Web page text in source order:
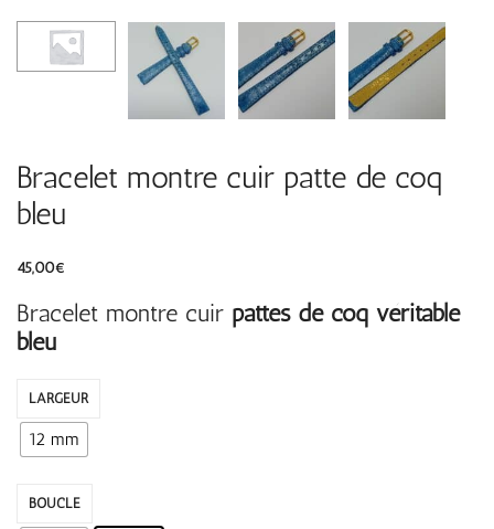
Bracelet montre cuir patte de coq
bleu
45,00€
Bracelet montre cuir pattes de coq véritable
bleu
LARGEUR
12 mm
BOUCLE